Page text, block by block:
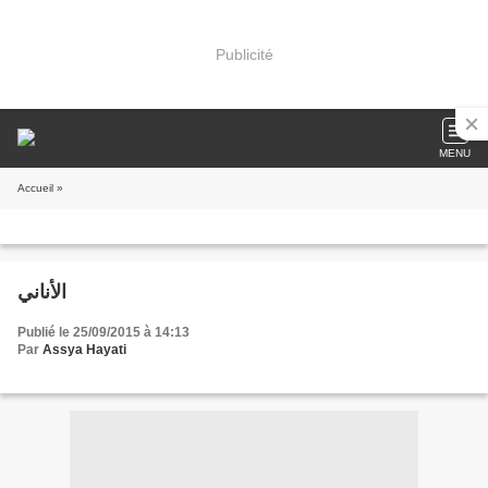
Publicité
MENU
Accueil »
الأناني
Publié le 25/09/2015 à 14:13
Par Assya Hayati